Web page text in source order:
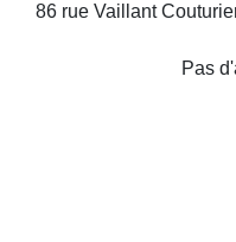
86 rue Vaillant
Pas